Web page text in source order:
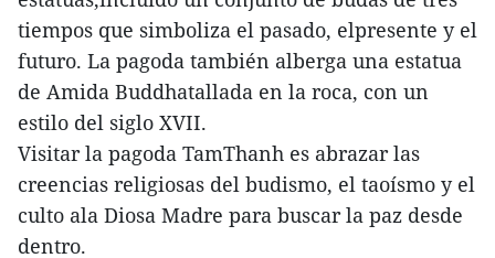
tiempos que simboliza el pasado, elpresente y el
futuro. La pagoda también alberga una estatua
de Amida Buddhatallada en la roca, con un
estilo del siglo XVII.
Visitar la pagoda TamThanh es abrazar las
creencias religiosas del budismo, el taoísmo y el
culto ala Diosa Madre para buscar la paz desde
dentro.